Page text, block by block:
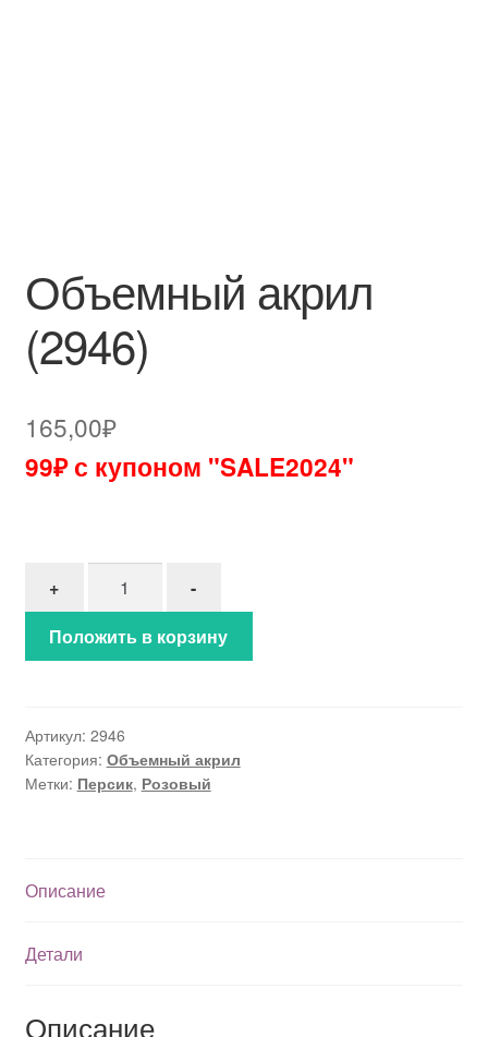
Объемный акрил
(2946)
165,00₽
99₽ с купоном "SALE2024"
+
-
Положить в корзину
Артикул: 2946
Категория: Объемный акрил
Метки: Персик, Розовый
Описание
Детали
Описание